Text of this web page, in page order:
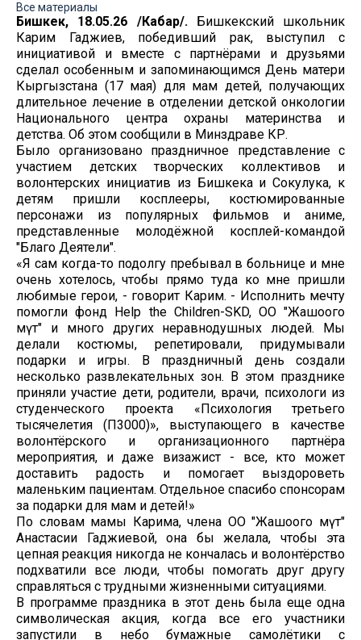
Все материалы
Бишкек, 18.05.26 /Кабар/.
Бишкекский школьник
Карим Гаджиев, победивший рак, выступил с
инициативой и вместе с партнёрами и друзьями
сделал особенным и запоминающимся День матери
Кыргызстана (17 мая) для мам детей, получающих
длительное лечение в отделении детской онкологии
Национального центра охраны материнства и
детства. Об этом сообщили в Минздраве КР.
Было организовано праздничное представление с
участием детских творческих коллективов и
волонтерских инициатив из Бишкека и Сокулука, к
детям пришли косплееры, костюмированные
персонажи из популярных фильмов и аниме,
представленные молодёжной косплей-командой
"Благо Деятели".
«Я сам когда-то подолгу пребывал в больнице и мне
очень хотелось, чтобы прямо туда ко мне пришли
любимые герои, - говорит Карим. - Исполнить мечту
помогли фонд Help the Children-SKD, ОО "Жашоого
Үмүт" и много других неравнодушных людей. Мы
делали костюмы, репетировали, придумывали
подарки и игры. В праздничный день создали
несколько развлекательных зон. В этом празднике
приняли участие дети, родители, врачи, психологи из
студенческого проекта «Психология третьего
тысячелетия (П3000)», выступающего в качестве
волонтёрского и организационного партнёра
мероприятия, и даже визажист - все, кто может
доставить радость и помогает выздороветь
маленьким пациентам. Отдельное спасибо спонсорам
за подарки для мам и детей!»
По словам мамы Карима, члена ОО "Жашоого Үмүт"
Анастасии Гаджиевой, она бы желала, чтобы эта
цепная реакция никогда не кончалась и волонтёрство
подхватили все люди, чтобы помогать друг другу
справляться с трудными жизненными ситуациями.
В программе праздника в этот день была еще одна
символическая акция, когда все его участники
запустили в небо бумажные самолётики с